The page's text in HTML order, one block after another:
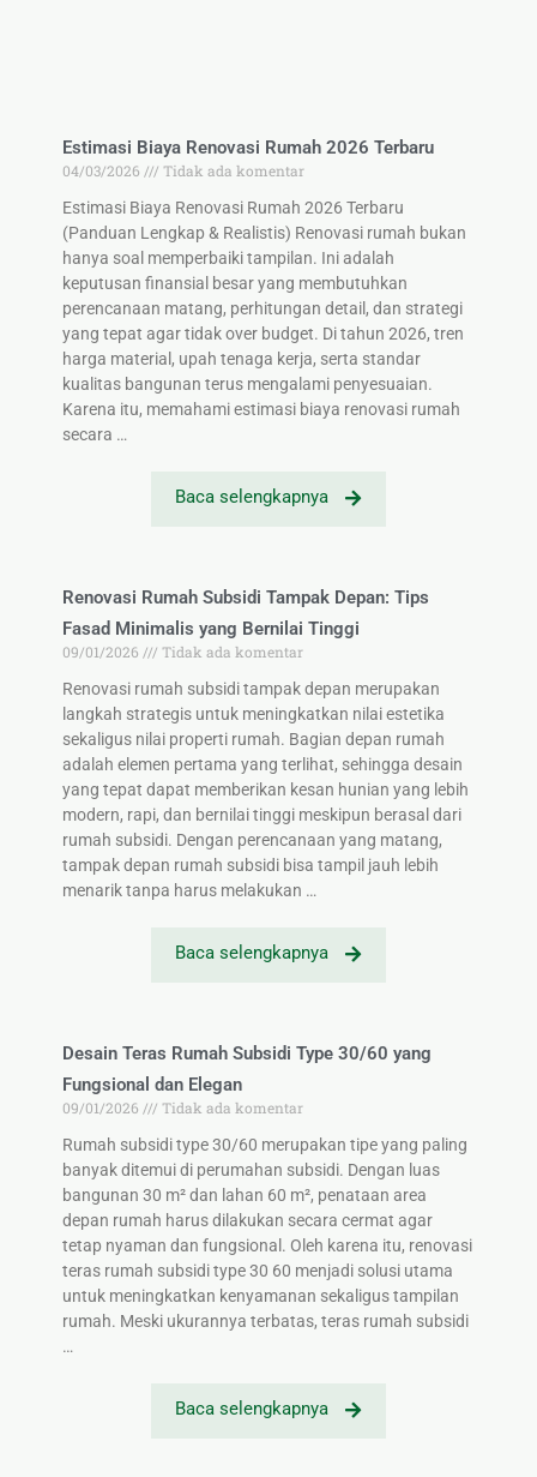
Estimasi Biaya Renovasi Rumah 2026 Terbaru
04/03/2026
Tidak ada komentar
Estimasi Biaya Renovasi Rumah 2026 Terbaru
(Panduan Lengkap & Realistis) Renovasi rumah bukan
hanya soal memperbaiki tampilan. Ini adalah
keputusan finansial besar yang membutuhkan
perencanaan matang, perhitungan detail, dan strategi
yang tepat agar tidak over budget. Di tahun 2026, tren
harga material, upah tenaga kerja, serta standar
kualitas bangunan terus mengalami penyesuaian.
Karena itu, memahami estimasi biaya renovasi rumah
secara …
Baca selengkapnya
Renovasi Rumah Subsidi Tampak Depan: Tips
Fasad Minimalis yang Bernilai Tinggi
09/01/2026
Tidak ada komentar
Renovasi rumah subsidi tampak depan merupakan
langkah strategis untuk meningkatkan nilai estetika
sekaligus nilai properti rumah. Bagian depan rumah
adalah elemen pertama yang terlihat, sehingga desain
yang tepat dapat memberikan kesan hunian yang lebih
modern, rapi, dan bernilai tinggi meskipun berasal dari
rumah subsidi. Dengan perencanaan yang matang,
tampak depan rumah subsidi bisa tampil jauh lebih
menarik tanpa harus melakukan …
Baca selengkapnya
Desain Teras Rumah Subsidi Type 30/60 yang
Fungsional dan Elegan
09/01/2026
Tidak ada komentar
Rumah subsidi type 30/60 merupakan tipe yang paling
banyak ditemui di perumahan subsidi. Dengan luas
bangunan 30 m² dan lahan 60 m², penataan area
depan rumah harus dilakukan secara cermat agar
tetap nyaman dan fungsional. Oleh karena itu, renovasi
teras rumah subsidi type 30 60 menjadi solusi utama
untuk meningkatkan kenyamanan sekaligus tampilan
rumah. Meski ukurannya terbatas, teras rumah subsidi
…
Baca selengkapnya